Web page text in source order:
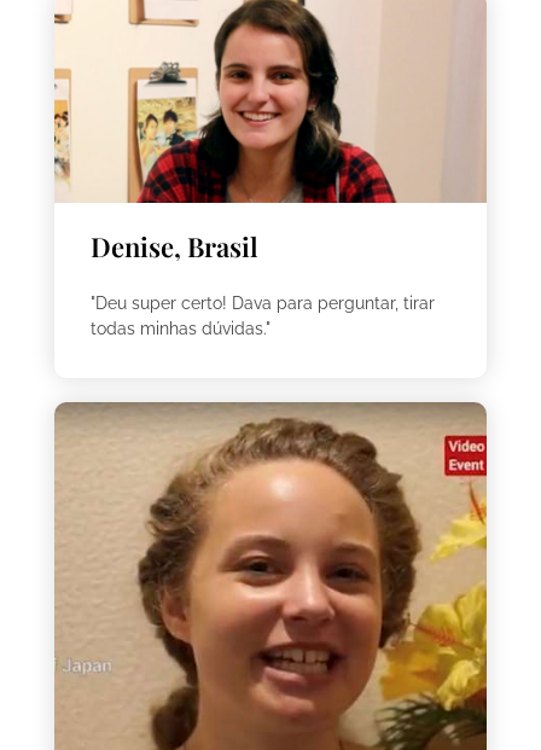
Denise, Brasil
"Deu super certo! Dava para perguntar, tirar
todas minhas dúvidas."